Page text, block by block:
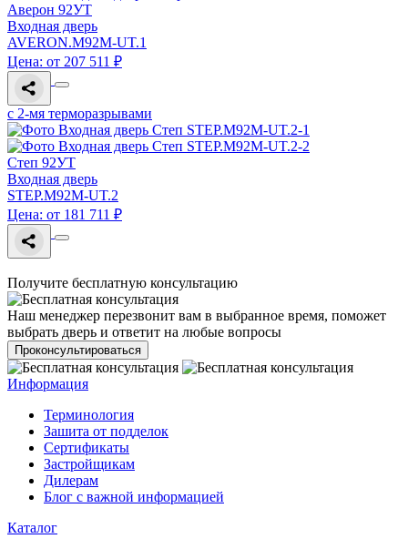
Аверон 92УТ
Входная дверь
AVERON.M92M-UT.1
Цена: от 207 511 ₽
с 2-мя терморазрывами
Степ 92УТ
Входная дверь
STEP.M92M-UT.2
Цена: от 181 711 ₽
Получите бесплатную консультацию
Наш менеджер перезвонит вам в выбранное время, поможет
выбрать дверь и ответит на любые вопросы
Проконсультироваться
Информация
Терминология
Зашита от подделок
Сертификаты
Застройщикам
Дилерам
Блог с важной информацией
Каталог